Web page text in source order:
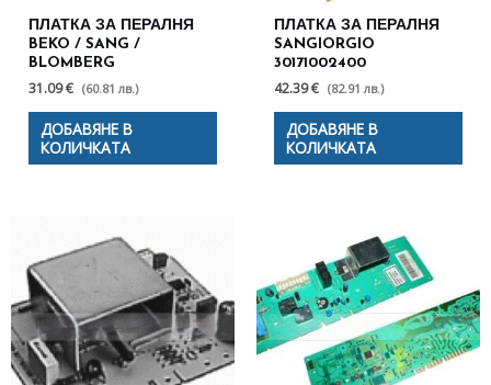
ПЛАТКА ЗА ПЕРАЛНЯ
BEKO / SANG /
BLOMBERG
31.09 € (60.81 лв.)
ДОБАВЯНЕ В
КОЛИЧКАТА
ПЛАТКА ЗА ПЕРАЛНЯ
SANGIORGIO
30171002400
42.39 € (82.91 лв.)
ДОБАВЯНЕ В
КОЛИЧКАТА